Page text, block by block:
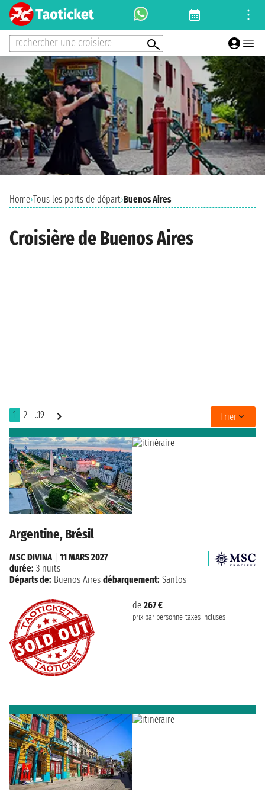
rechercher une croisiere
Home›Tous les ports de départ›Buenos Aires
Croisière de Buenos Aires
1 2 ..19 Trier
Argentine, Brésil
de 267 €
prix par personne taxes incluses
MSC DIVINA
11 MARS 2027
durée: 3 nuits
Départs de: Buenos Aires débarquement: Santos